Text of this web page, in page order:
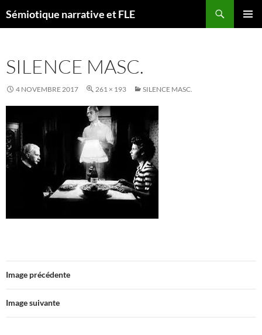
auSémiotique narrative et FLE
SILENCE MASC.
4 NOVEMBRE 2017 261 × 193 SILENCE MASC.
Image précédente
Image suivante